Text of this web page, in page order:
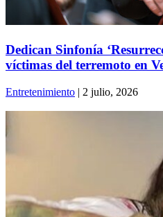
Dedican Sinfonía
víctimas del terremoto en
Entretenimiento | 2 julio, 2026